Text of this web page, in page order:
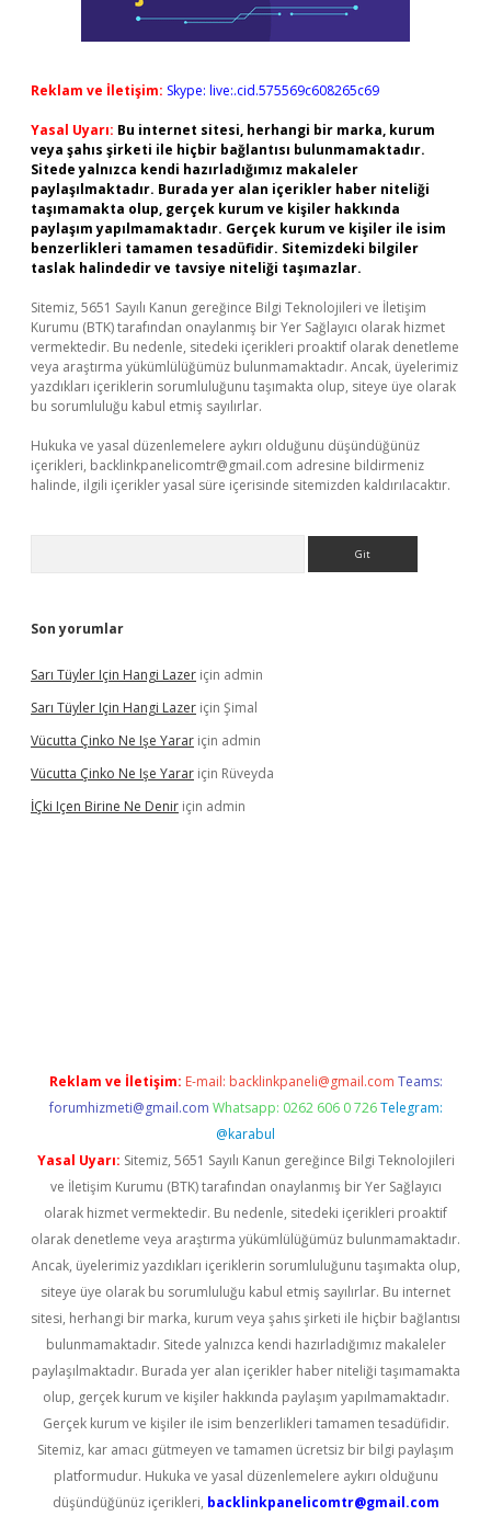
Reklam ve İletişim: Skype: live:.cid.575569c608265c69
Yasal Uyarı: Bu internet sitesi, herhangi bir marka, kurum
veya şahıs şirketi ile hiçbir bağlantısı bulunmamaktadır.
Sitede yalnızca kendi hazırladığımız makaleler
paylaşılmaktadır. Burada yer alan içerikler haber niteliği
taşımamakta olup, gerçek kurum ve kişiler hakkında
paylaşım yapılmamaktadır. Gerçek kurum ve kişiler ile isim
benzerlikleri tamamen tesadüfidir. Sitemizdeki bilgiler
taslak halindedir ve tavsiye niteliği taşımazlar.
Sitemiz, 5651 Sayılı Kanun gereğince Bilgi Teknolojileri ve İletişim
Kurumu (BTK) tarafından onaylanmış bir Yer Sağlayıcı olarak hizmet
vermektedir. Bu nedenle, sitedeki içerikleri proaktif olarak denetleme
veya araştırma yükümlülüğümüz bulunmamaktadır. Ancak, üyelerimiz
yazdıkları içeriklerin sorumluluğunu taşımakta olup, siteye üye olarak
bu sorumluluğu kabul etmiş sayılırlar.
Hukuka ve yasal düzenlemelere aykırı olduğunu düşündüğünüz
içerikleri, backlinkpanelicomtr@gmail.com adresine bildirmeniz
halinde, ilgili içerikler yasal süre içerisinde sitemizden kaldırılacaktır.
Son yorumlar
Sarı Tüyler Için Hangi Lazer için admin
Sarı Tüyler Için Hangi Lazer için Şimal
Vücutta Çinko Ne Işe Yarar için admin
Vücutta Çinko Ne Işe Yarar için Rüveyda
İÇki Içen Birine Ne Denir için admin
Reklam ve İletişim: E-mail: backlinkpaneli@gmail.com Teams:
forumhizmeti@gmail.com Whatsapp: 0262 606 0 726 Telegram:
@karabul
Yasal Uyarı: Sitemiz, 5651 Sayılı Kanun gereğince Bilgi Teknolojileri
ve İletişim Kurumu (BTK) tarafından onaylanmış bir Yer Sağlayıcı
olarak hizmet vermektedir. Bu nedenle, sitedeki içerikleri proaktif
olarak denetleme veya araştırma yükümlülüğümüz bulunmamaktadır.
Ancak, üyelerimiz yazdıkları içeriklerin sorumluluğunu taşımakta olup,
siteye üye olarak bu sorumluluğu kabul etmiş sayılırlar. Bu internet
sitesi, herhangi bir marka, kurum veya şahıs şirketi ile hiçbir bağlantısı
bulunmamaktadır. Sitede yalnızca kendi hazırladığımız makaleler
paylaşılmaktadır. Burada yer alan içerikler haber niteliği taşımamakta
olup, gerçek kurum ve kişiler hakkında paylaşım yapılmamaktadır.
Gerçek kurum ve kişiler ile isim benzerlikleri tamamen tesadüfidir.
Sitemiz, kar amacı gütmeyen ve tamamen ücretsiz bir bilgi paylaşım
platformudur. Hukuka ve yasal düzenlemelere aykırı olduğunu
düşündüğünüz içerikleri, backlinkpanelicomtr@gmail.com